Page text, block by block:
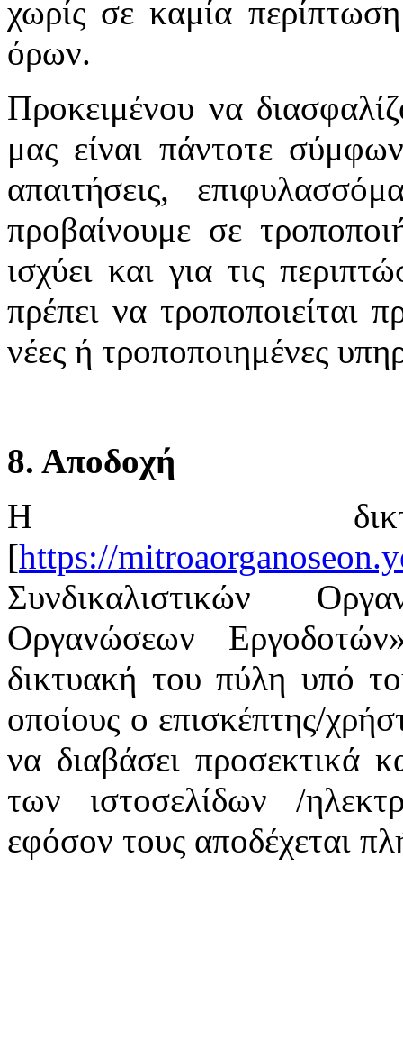
χωρίς σε καμία
όρων.
Προκειμένου να
μας είναι πάντοτε
απαιτήσεις,
προβαίνουμε σε
ισχύει και για τις
πρέπει να τροποποιείται
νέες ή τροποποιημένες
8. Αποδοχή
Η
[https://
Συνδικαλιστικών
Οργανώσεων
δικτυακή του πύλη υπό
οποίους ο επισκέπτης/
να διαβάσει προσεκτικά
των ιστοσελίδων /
εφόσον τους αποδέχεται